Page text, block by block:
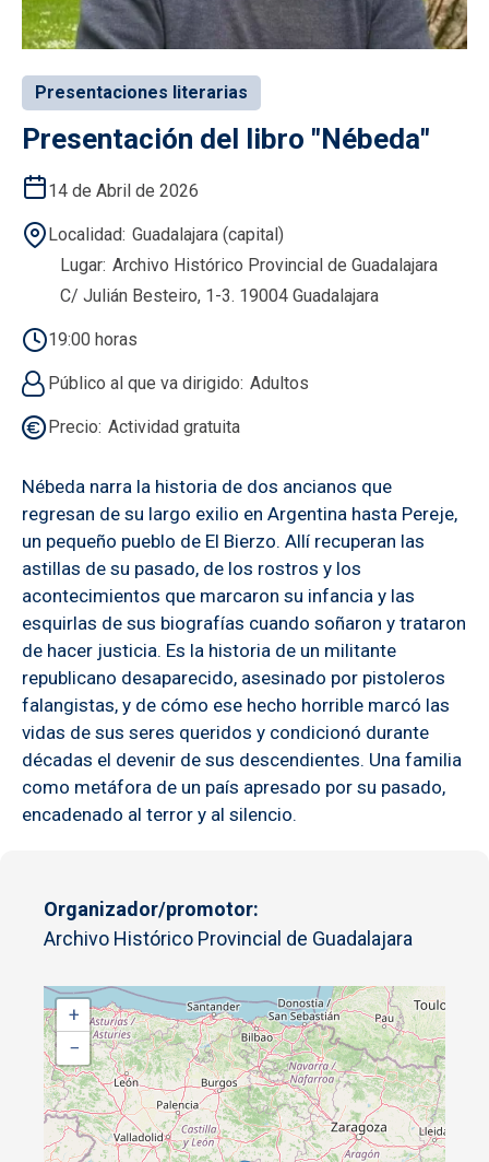
Presentaciones literarias
Presentación del libro "Nébeda"
14 de Abril de 2026
Localidad Guadalajara (capital)
Lugar Archivo Histórico Provincial de Guadalajara
C/ Julián Besteiro, 1-3. 19004 Guadalajara
19:00 horas
Público al que va dirigido Adultos
Precio Actividad gratuita
Nébeda narra la historia de dos ancianos que
regresan de su largo exilio en Argentina hasta Pereje,
un pequeño pueblo de El Bierzo. Allí recuperan las
astillas de su pasado, de los rostros y los
acontecimientos que marcaron su infancia y las
esquirlas de sus biografías cuando soñaron y trataron
de hacer justicia. Es la historia de un militante
republicano desaparecido, asesinado por pistoleros
falangistas, y de cómo ese hecho horrible marcó las
vidas de sus seres queridos y condicionó durante
décadas el devenir de sus descendientes. Una familia
como metáfora de un país apresado por su pasado,
encadenado al terror y al silencio.
Organizador/promotor
Archivo Histórico Provincial de Guadalajara
+
−